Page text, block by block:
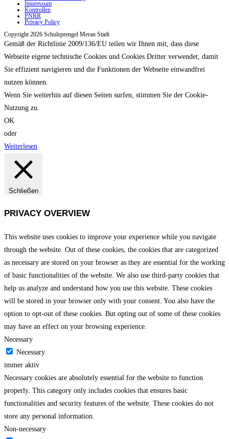
Impressum
Kontrollen
PNRR
Privacy Policy
Copyright 2026 Schulsprengel Meran Stadt
Gemäß der Richtlinie 2009/136/EU teilen wir Ihnen mit, dass diese
Webseite eigene technische Cookies und Cookies Dritter verwendet, damit
Sie effizient navigieren und die Funktionen der Webseite einwandfrei
nutzen können.
Wenn Sie weiterhin auf diesen Seiten surfen, stimmen Sie der Cookie-
Nutzung zu.
OK
oder
Weiterlesen
Schließen
PRIVACY OVERVIEW
This website uses cookies to improve your experience while you navigate
through the website. Out of these cookies, the cookies that are categorized
as necessary are stored on your browser as they are essential for the working
of basic functionalities of the website. We also use third-party cookies that
help us analyze and understand how you use this website. These cookies
will be stored in your browser only with your consent. You also have the
option to opt-out of these cookies. But opting out of some of these cookies
may have an effect on your browsing experience.
Necessary
Necessary
immer aktiv
Necessary cookies are absolutely essential for the website to function
properly. This category only includes cookies that ensures basic
functionalities and security features of the website. These cookies do not
store any personal information.
Non-necessary